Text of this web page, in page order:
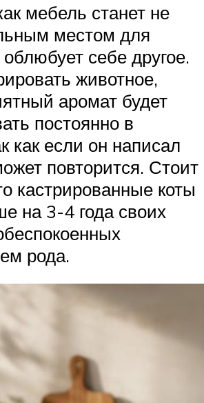
мебель станет не
местом для
себе другое.
животное,
аромат будет
постоянно в
как если он написал
повторится. Стоит
кастрированные коты
на 3-4 года своих
рода.